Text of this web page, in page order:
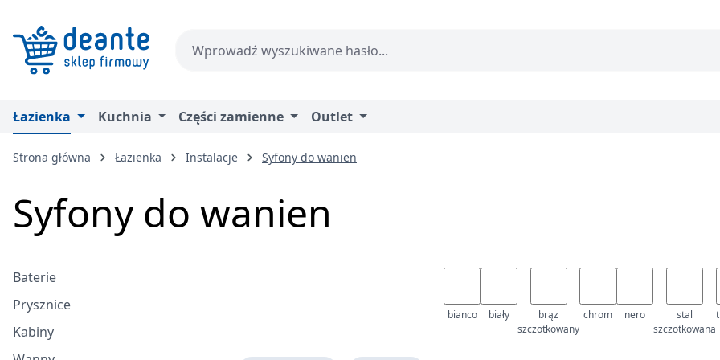
Łazienka Kuchnia Części zamienne Outlet
Strona główna Łazienka Instalacje Syfony do wanien
Syfony do wanien
Baterie
Prysznice
Kabiny
bianco biały
brąz
szczotkowany
chrom nero
stal
szczotkowana